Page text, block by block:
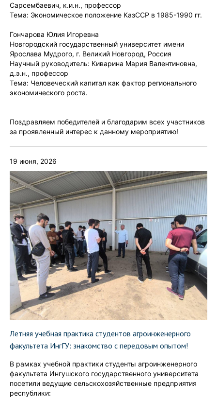
Сарсембаевич, к.и.н., профессор
Тема: Экономическое положение КазССР в 1985-1990 гг.
Гончарова Юлия Игоревна
Новгородский государственный университет имени
Ярослава Мудрого, г. Великий Новгород, Россия
Научный руководитель: Киварина Мария Валентиновна,
д.э.н., профессор
Тема: Человеческий капитал как фактор регионального
экономического роста.
Поздравляем победителей и благодарим всех участников
за проявленный интерес к данному мероприятию!
19 июня, 2026
Летняя учебная практика студентов агроинженерного
факультета ИнгГУ: знакомство с передовым опытом!
В рамках учебной практики студенты агроинженерного
факультета Ингушского государственного университета
посетили ведущие сельскохозяйственные предприятия
республики: